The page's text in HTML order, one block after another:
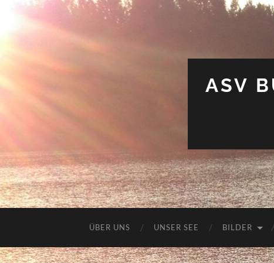
ASV
ÜBER UNS UNSER SEE BILDER